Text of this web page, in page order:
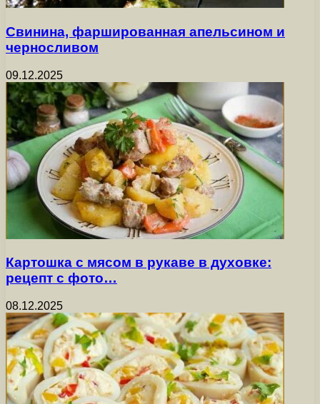
Свинина, фаршированная апельсином и
черносливом
09.12.2025
Картошка с мясом в рукаве в духовке:
рецепт с фото…
08.12.2025